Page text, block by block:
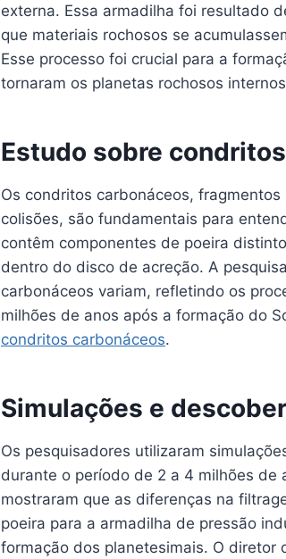
externa. Essa armadilha foi resultado
que materiais rochosos se
Esse processo foi crucial para a
tornaram os planetas rochosos
Estudo sobre
Os condritos carbonáceos,
colisões, são fundamentais para
contêm componentes de poeira
dentro do disco de acreção. A
carbonáceos variam, refletindo os
milhões de anos após a formação do
condritos carbonáceos.
Simulações e
Os pesquisadores utilizaram
durante o período de 2 a 4 milhões de
mostraram que as diferenças na
poeira para a armadilha de pressão
formação dos planetesimais. O diretor